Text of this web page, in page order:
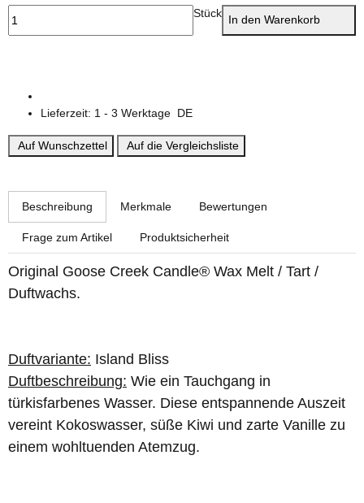
Stück In den Warenkorb
Lieferzeit: 1 - 3 Werktage DE
Auf Wunschzettel Auf die Vergleichsliste
Beschreibung Merkmale Bewertungen
Frage zum Artikel Produktsicherheit
Original Goose Creek Candle® Wax Melt / Tart /
Duftwachs.
Duftvariante: Island Bliss
Duftbeschreibung: Wie ein Tauchgang in
türkisfarbenes Wasser. Diese entspannende Auszeit
vereint Kokoswasser, süße Kiwi und zarte Vanille zu
einem wohltuenden Atemzug.